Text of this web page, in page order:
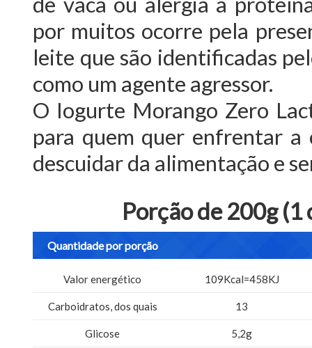
por muitos ocorre pela
leite que são identificadas
como um agente agressor.
O Iogurte Morango Zero
para quem quer enfrentar
descuidar da alimentação e
Porção de 200g (1
Quantidade por porção
Valor energético 109Kcal=458KJ
Carboidratos, dos quais 13
Glicose 5,2g